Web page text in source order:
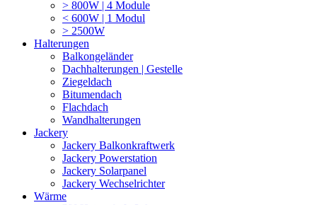
> 800W | 4 Module
< 600W | 1 Modul
> 2500W
Halterungen
Balkongeländer
Dachhalterungen | Gestelle
Ziegeldach
Bitumendach
Flachdach
Wandhalterungen
Jackery
Jackery Balkonkraftwerk
Jackery Powerstation
Jackery Solarpanel
Jackery Wechselrichter
Wärme